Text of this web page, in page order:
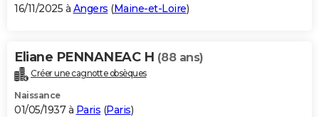
16/11/2025 à Angers (Maine-et-Loire)
Eliane PENNANEAC H (88 ans)
Créer une cagnotte obsèques
Naissance
01/05/1937 à Paris (Paris)